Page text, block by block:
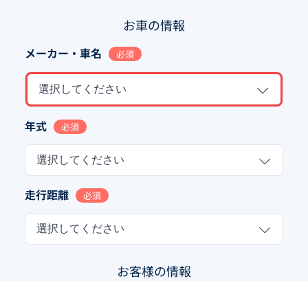
お車の情報
メーカー・車名 必須
選択してください
年式 必須
選択してください
走行距離 必須
選択してください
お客様の情報